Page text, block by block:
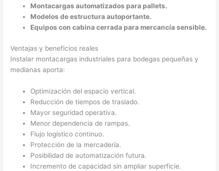
Montacargas automatizados para pallets.
Modelos de estructura autoportante.
Equipos con cabina cerrada para mercancía sensible.
Ventajas y beneficios reales
Instalar montacargas industriales para bodegas pequeñas y
medianas aporta:
Optimización del espacio vertical.
Reducción de tiempos de traslado.
Mayor seguridad operativa.
Menor dependencia de rampas.
Flujo logístico continuo.
Protección de la mercadería.
Posibilidad de automatización futura.
Incremento de capacidad sin ampliar superficie.